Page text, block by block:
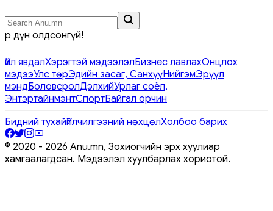
Үр дүн олдсонгүй!
Үйл явдалХэрэгтэй мэдээлэлБизнес лавлахОнцлох
мэдээУлс төрЭдийн засаг, СанхүүНийгэмЭрүүл
мэндБоловсролДэлхийУрлаг соёл,
ЭнтэртайнмэнтСпортБайгал орчин
Бидний тухайҮйлчилгээний нөхцөлХолбоо барих
© 2020 - 2026 Anu.mn, Зохиогчийн эрх хуулиар
хамгаалагдсан. Мэдээлэл хуулбарлах хориотой.